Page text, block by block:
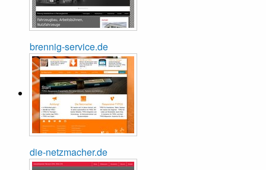
brennig-service.de
die-netzmacher.de